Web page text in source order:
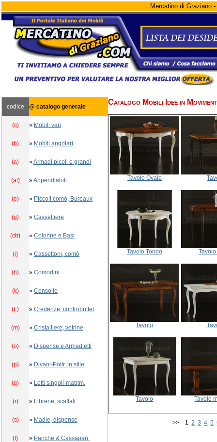
Mercatino di Graziano
codice @ catalogo generale
(c) » Mobili vari
(b) » Mobili angolari
(a) »Armadi picoli e grandi
(at) »Appendiabiti
(e) » Piccoli comò, Bureaux
(g) » Cassettiere
(cb) » Colonne e Basi
(i) » Cassettoni, comò
(h) » Comodini
(k) » Consolle
(L) » Credenze, controbuffet
(m) » Cristalliere, vetrine
(o) » Dispense e Armadietti
(p) » Divani-Poltr. in stile
(q) » Letti singoli-matrim.
(r) » Librerie, scaffali
(s) » Madie, dispense
(f) » Panche & Cassapan.
Catalogo Mobili Idee in
Tavolo Ovale
Tavolo Tondo
Tavolo
Tavolo Tavolo
>> 12 3 4 5